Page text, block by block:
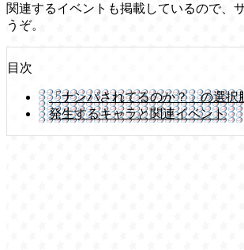
関連するイベントも掲載しているので、
うぞ。
目次
「ナンパされてるのか？」の選択
発生するキャラと関連イベント